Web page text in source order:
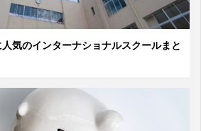
気のインターナショナルスクールまと